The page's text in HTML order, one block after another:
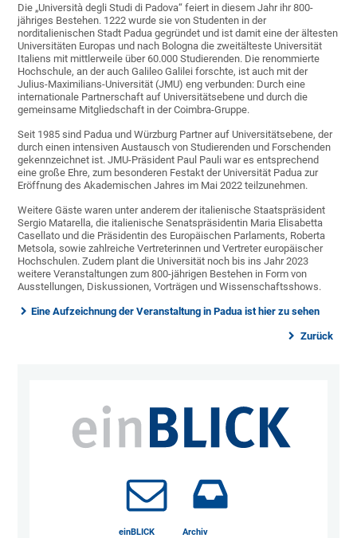
Die „Università degli Studi di Padova“ feiert in diesem Jahr ihr 800-
jähriges Bestehen. 1222 wurde sie von Studenten in der
norditalienischen Stadt Padua gegründet und ist damit eine der ältesten
Universitäten Europas und nach Bologna die zweitälteste Universität
Italiens mit mittlerweile über 60.000 Studierenden. Die renommierte
Hochschule, an der auch Galileo Galilei forschte, ist auch mit der
Julius-Maximilians-Universität (JMU) eng verbunden: Durch eine
internationale Partnerschaft auf Universitätsebene und durch die
gemeinsame Mitgliedschaft in der Coimbra-Gruppe.
Seit 1985 sind Padua und Würzburg Partner auf Universitätsebene, der
durch einen intensiven Austausch von Studierenden und Forschenden
gekennzeichnet ist. JMU-Präsident Paul Pauli war es entsprechend
eine große Ehre, zum besonderen Festakt der Universität Padua zur
Eröffnung des Akademischen Jahres im Mai 2022 teilzunehmen.
Weitere Gäste waren unter anderem der italienische Staatspräsident
Sergio Matarella, die italienische Senatspräsidentin Maria Elisabetta
Casellato und die Präsidentin des Europäischen Parlaments, Roberta
Metsola, sowie zahlreiche Vertreterinnen und Vertreter europäischer
Hochschulen. Zudem plant die Universität noch bis ins Jahr 2023
weitere Veranstaltungen zum 800-jährigen Bestehen in Form von
Ausstellungen, Diskussionen, Vorträgen und Wissenschaftsshows.
Eine Aufzeichnung der Veranstaltung in Padua ist hier zu sehen
Zurück
einBLICK
Archiv